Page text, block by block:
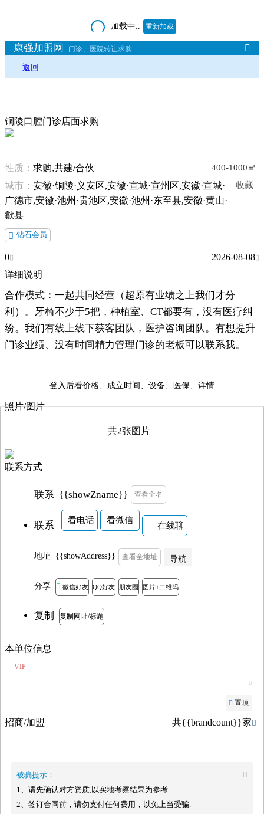
加载中.. 重新加载
康强加盟网 门诊、医院转让求购 
返回
铜陵口腔门诊店面求购
性质： 求购,共建/合伙 400-1000㎡
城市： 安徽·铜陵·义安区,安徽·宣城·宣州区,安徽·宣城·
广德市,安徽·池州·贵池区,安徽·池州·东至县,安徽·黄山·
歙县
收藏
 钻石会员
0 2026-08-08
详细说明
合作模式：一起共同经营（超原有业绩之上我们才分
利）。牙椅不少于5把，种植室、CT都要有，没有医疗纠
纷。我们有线上线下获客团队，医护咨询团队。有想提升
门诊业绩、没有时间精力管理门诊的老板可以联系我。
登入后看价格、成立时间、设备、医保、详情
照片/图片
共2张图片
联系方式
联系 {{showZname}} 查看全名
联系 看电话 看微信
在线聊
地址 {{showAddress}} 查看全地址 导航
分享  微信好友 QQ好友 朋友圈 图片+二维码
复制 复制网址/标题
本单位信息
VIP

 置顶
招商/加盟 共{{brandcount}}家 
被骗提示：

1、请先确认对方资质,以实地考察结果为参考.
2、签订合同前，请勿支付任何费用，以免上当受骗.